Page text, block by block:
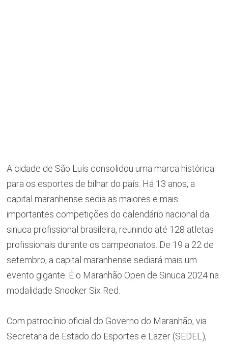
A cidade de São Luís consolidou uma marca histórica
para os esportes de bilhar do país. Há 13 anos, a
capital maranhense sedia as maiores e mais
importantes competições do calendário nacional da
sinuca profissional brasileira, reunindo até 128 atletas
profissionais durante os campeonatos. De 19 a 22 de
setembro, a capital maranhense sediará mais um
evento gigante. É o Maranhão Open de Sinuca 2024 na
modalidade Snooker Six Red.
Com patrocínio oficial do Governo do Maranhão, via
Secretaria de Estado do Esportes e Lazer (SEDEL),